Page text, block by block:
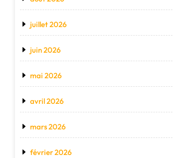
juillet 2026
juin 2026
mai 2026
avril 2026
mars 2026
février 2026